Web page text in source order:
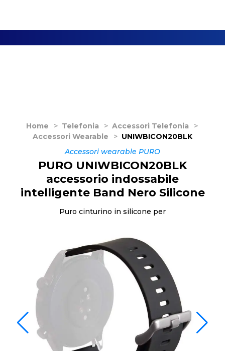
Home > Telefonia > Accessori Telefonia
>
Accessori Wearable
> UNIWBICON20BLK
Accessori wearable PURO
PURO UNIWBICON20BLK
accessorio indossabile
intelligente Band Nero Silicone
Puro cinturino in silicone per